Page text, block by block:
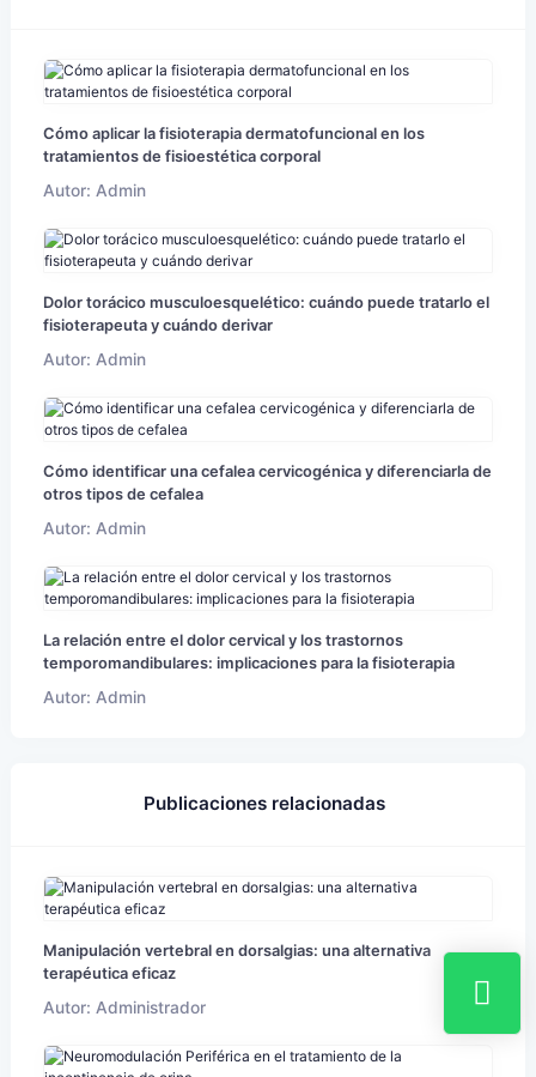
Cómo aplicar la fisioterapia dermatofuncional en los
tratamientos de fisioestética corporal
Autor: Admin
Dolor torácico musculoesquelético: cuándo puede tratarlo el
fisioterapeuta y cuándo derivar
Autor: Admin
Cómo identificar una cefalea cervicogénica y diferenciarla de
otros tipos de cefalea
Autor: Admin
La relación entre el dolor cervical y los trastornos
temporomandibulares: implicaciones para la fisioterapia
Autor: Admin
Publicaciones relacionadas
Manipulación vertebral en dorsalgias: una alternativa
terapéutica eficaz
Autor: Administrador